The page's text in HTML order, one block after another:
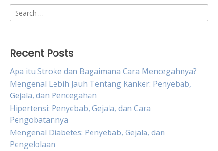
Search
for:
Recent Posts
Apa itu Stroke dan Bagaimana Cara Mencegahnya?
Mengenal Lebih Jauh Tentang Kanker: Penyebab,
Gejala, dan Pencegahan
Hipertensi: Penyebab, Gejala, dan Cara
Pengobatannya
Mengenal Diabetes: Penyebab, Gejala, dan
Pengelolaan